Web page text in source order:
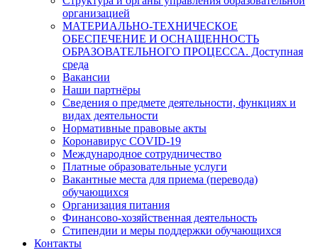
организацией
МАТЕРИАЛЬНО-ТЕХНИЧЕСКОЕ
ОБЕСПЕЧЕНИЕ И ОСНАЩЕННОСТЬ
ОБРАЗОВАТЕЛЬНОГО ПРОЦЕССА. Доступная
среда
Вакансии
Наши партнёры
Сведения о предмете деятельности, функциях и
видах деятельности
Нормативные правовые акты
Коронавирус COVID-19
Международное сотрудничество
Платные образовательные услуги
Вакантные места для приема (перевода)
обучающихся
Организация питания
Финансово-хозяйственная деятельность
Стипендии и меры поддержки обучающихся
Контакты